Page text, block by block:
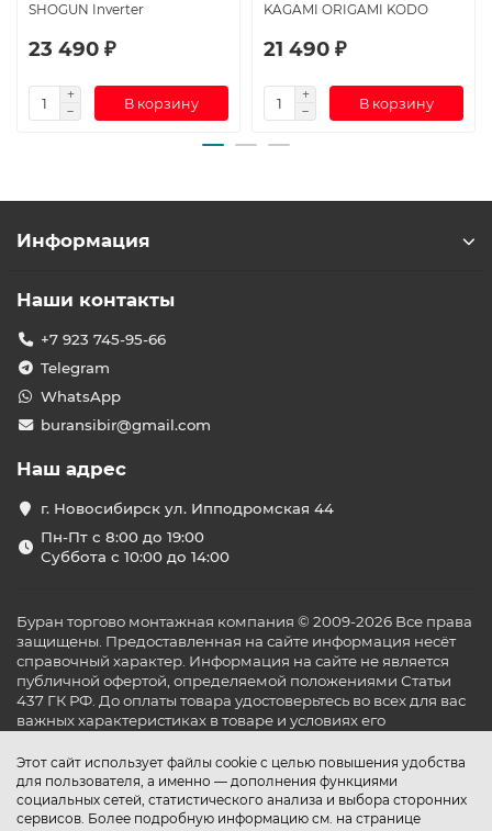
SHOGUN Inverter
23 490 ₽
В корзину
KAGAMI ORIGAMI KODO
21 490 ₽
В корзину
Этот сайт использует файлы cookie с целью повышения удобства
для пользователя, а именно — дополнения функциями
социальных сетей, статистического анализа и выбора сторонних
сервисов. Более подробную информацию см. на странице
Информация
Наши контакты
+7 923 745-95-66
Telegram
WhatsApp
buransibir@gmail.com
Наш адрес
г. Новосибирск ул. Ипподромская 44
Пн-Пт с 8:00 до 19:00
Суббота с 10:00 до 14:00
Буран торгово монтажная компания © 2009-2026 Все права
защищены. Предоставленная на сайте информация несёт
справочный характер. Информация на сайте не является
публичной офертой, определяемой положениями Статьи
437 ГК РФ. До оплаты товара удостоверьтесь во всех для вас
важных характеристиках в товаре и условиях его